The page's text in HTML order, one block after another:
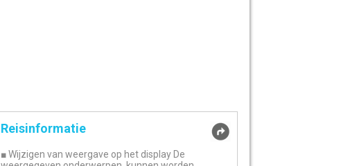
Reisinformatie
■ Wijzigen van weergave op het display De